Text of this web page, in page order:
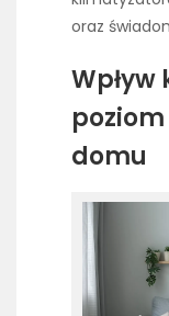
oraz
domu